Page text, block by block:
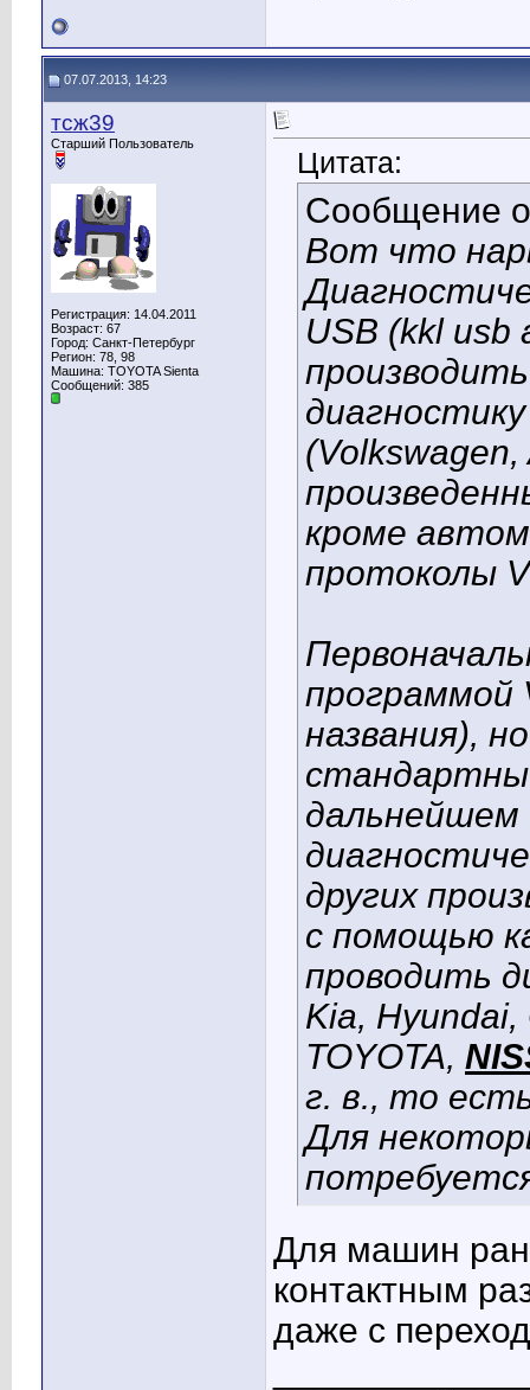
07.07.2013, 14:23
тсж39
Старший Пользователь
Регистрация: 14.04.2011
Возраст: 67
Город: Санкт-Петербург
Регион: 78, 98
Машина: TOYOTA Sienta
Сообщений: 385
Цитата:
Сообщение
Вот что
USB (kkl usb
(Volkswagen,
кроме
протоколы
программой
названия),
дальнейшем
других
с помощью
проводить
Kia,
TOYOTA,
г. в., то
Для
Для машин
контактным
даже с